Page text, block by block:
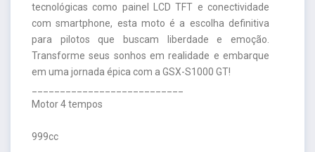
tecnológicas como painel LCD TFT e conectividade
com smartphone, esta moto é a escolha definitiva
para pilotos que buscam liberdade e emoção.
Transforme seus sonhos em realidade e embarque
em uma jornada épica com a GSX-S1000 GT!
Motor 4 tempos
999cc